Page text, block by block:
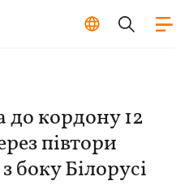
кордону 12
півтори
боку Білорусі